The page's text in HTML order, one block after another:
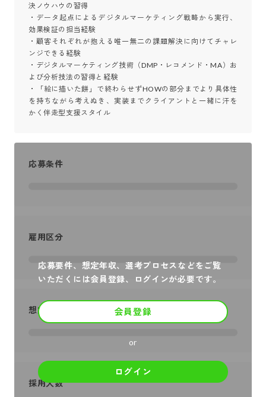
決ノウハウの習得
・データ起点によるデジタルマーケティング戦略から実行、
効果検証の担当経験
・顧客それぞれが抱える唯一無二の課題解決に向けてチャレ
ンジできる経験
・デジタルマーケティング技術（DMP・レコメンド・MA）お
よび分析技法の習得と経験
・「絵に描いた餅」で終わらせずHOWの部分までより具体性
を持ちながら考えぬき、実装までクライアントと一緒に汗を
かく伴走型支援スタイル
応募要件、想定年収、選考プロセスなどをご覧
いただくには会員登録、ログインが必要です。
会員登録
or
ログイン
応募条件
雇用区分
想定年収
採用人数